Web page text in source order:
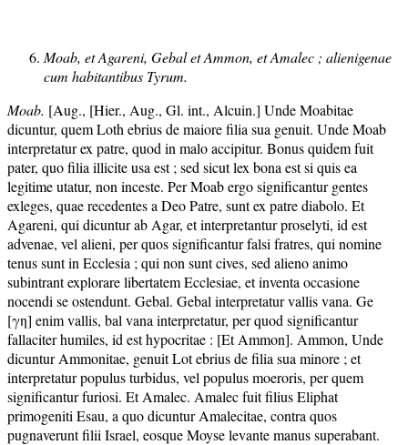
Moab, et Agareni, Gebal et Ammon, et Amalec ; alienigenae
cum habitantibus Tyrum.
Moab. [Aug., [Hier., Aug., Gl. int., Alcuin.] Unde Moabitae
dicuntur, quem Loth ebrius de maiore filia sua genuit. Unde Moab
interpretatur ex patre, quod in malo accipitur. Bonus quidem fuit
pater, quo filia illicite usa est ; sed sicut lex bona est si quis ea
legitime utatur, non inceste. Per Moab ergo significantur gentes
exleges, quae recedentes a Deo Patre, sunt ex patre diabolo. Et
Agareni, qui dicuntur ab Agar, et interpretantur proselyti, id est
advenae, vel alieni, per quos significantur falsi fratres, qui nomine
tenus sunt in Ecclesia ; qui non sunt cives, sed alieno animo
subintrant explorare libertatem Ecclesiae, et inventa occasione
nocendi se ostendunt. Gebal. Gebal interpretatur vallis vana. Ge
[γη] enim vallis, bal vana interpretatur, per quod significantur
fallaciter humiles, id est hypocritae : [Et Ammon]. Ammon, Unde
dicuntur Ammonitae, genuit Lot ebrius de filia sua minore ; et
interpretatur populus turbidus, vel populus moeroris, per quem
significantur furiosi. Et Amalec. Amalec fuit filius Eliphat
primogeniti Esau, a quo dicuntur Amalecitae, contra quos
pugnaverunt filii Israel, eosque Moyse levante manus superabant.